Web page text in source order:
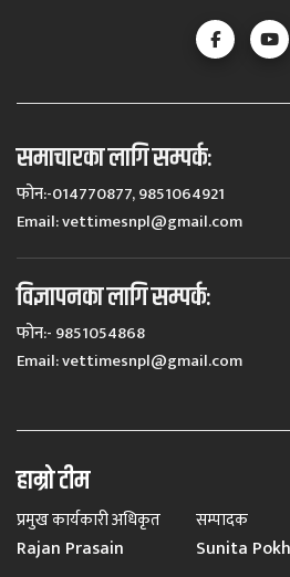
समाचारका लागि सम्पर्कः
फोन:-014770877, 9851064921
Email:vettimesnpl@gmail.com
विज्ञापनका लागि सम्पर्कः
फोन:- 9851054868
Email:vettimesnpl@gmail.com
हाम्रो टीम
प्रमुख कार्यकारी अधिकृत
Rajan Prasain
सम्पादक
Sunita